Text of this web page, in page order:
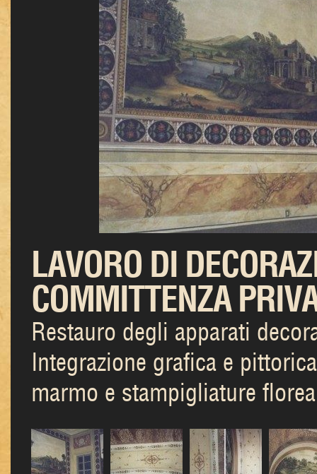
LAVORO DI
COMMITTENZA
Restauro degli apparati
Integrazione grafica e
marmo e stampigliature